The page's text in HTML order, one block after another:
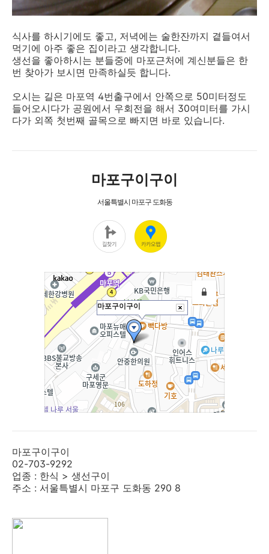
식사를 하시기에도 좋고, 저녁에는 술한잔까지 곁들여서
먹기에 아주 좋은 집이라고 생각합니다.
생선을 좋아하시는 분들중에 마포근처에 계신분들은 한
번 찾아가 보시면 만족하실듯 합니다.
오시는 길은 마포역 4번출구에서 안쪽으로 50미터정도
들어오시다가 공원에서 우회전을 해서 30여미터를 가시
다가 외쪽 첫번째 골목으로 빠지면 바로 있습니다.
마포구이구이
02-703-9292
업종 : 한식 > 생선구이
주소 : 서울특별시 마포구 도화동 290 8